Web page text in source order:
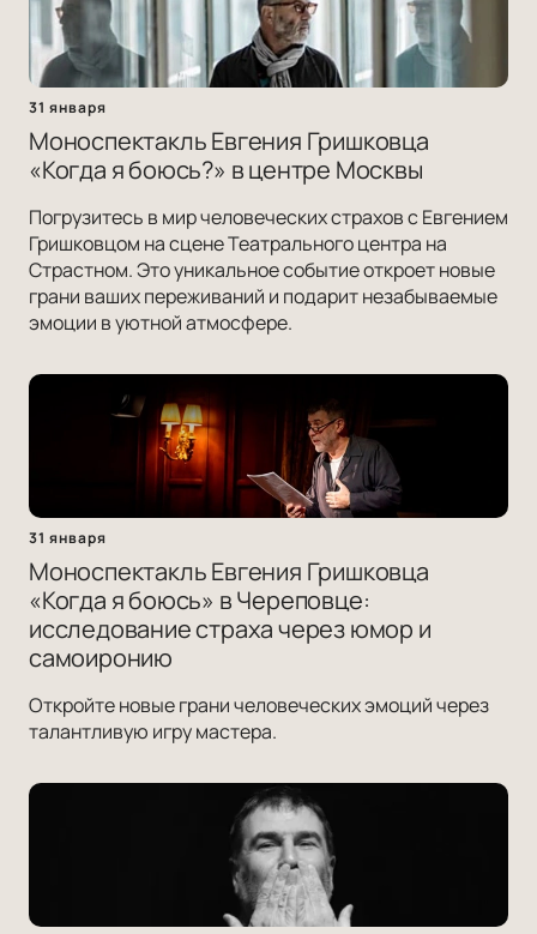
31 января
Моноспектакль Евгения Гришковца
«Когда я боюсь?» в центре Москвы
Погрузитесь в мир человеческих страхов с Евгением
Гришковцом на сцене Театрального центра на
Страстном. Это уникальное событие откроет новые
грани ваших переживаний и подарит незабываемые
эмоции в уютной атмосфере.
31 января
Моноспектакль Евгения Гришковца
«Когда я боюсь» в Череповце:
исследование страха через юмор и
самоиронию
Откройте новые грани человеческих эмоций через
талантливую игру мастера.